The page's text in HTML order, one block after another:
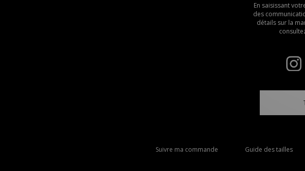
En saisissant
des
détails sur la
Suivre ma commande Guide des tailles